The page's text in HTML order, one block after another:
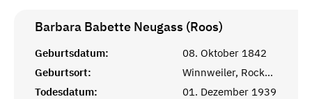
Barbara Babette Neugass (Roos)
Geburtsdatum:
08. Oktober 1842
Geburtsort:
Winnweiler, Rockenhausen, Bayern (Pfalz)
Todesdatum:
01. Dezember 1939